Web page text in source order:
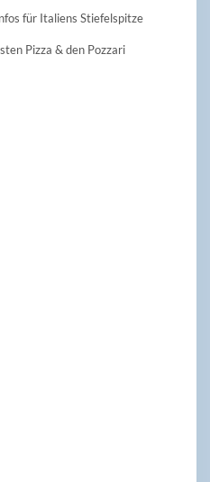
für Italiens Stiefelspitze
Pizza & den Pozzari